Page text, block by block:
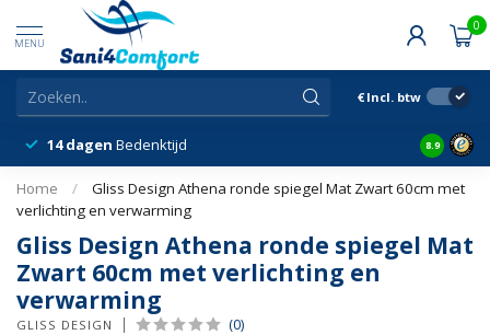
MENU
0
€ Incl. btw
14 dagen Bedenktijd Snelle
8.9
Home /
Gliss Design Athena ronde spiegel Mat Zwart 60cm met
verlichting en verwarming
Gliss Design Athena ronde spiegel Mat
Zwart 60cm met verlichting en
verwarming
GLISS DESIGN (0)